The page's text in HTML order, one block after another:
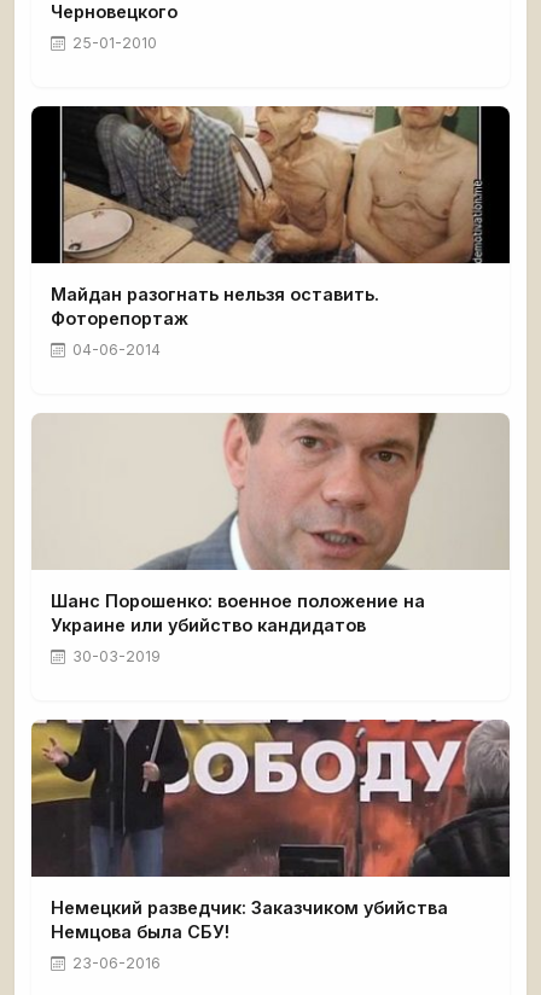
Черновецкого
25-01-2010
Майдан разогнать нельзя оставить.
Фоторепортаж
04-06-2014
Шанс Порошенко: военное положение на
Украине или убийство кандидатов
30-03-2019
Немецкий разведчик: Заказчиком убийства
Немцова была СБУ!
23-06-2016